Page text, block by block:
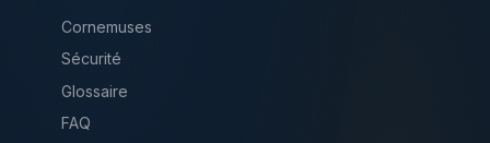
Cornemuses
Sécurité
Glossaire
FAQ